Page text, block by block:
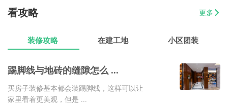
07-17
看攻略 更多
装修攻略 在建工地 小区团装
踢脚线与地砖的缝隙怎么 ...
买房子装修基本都会装踢脚线，这样可以让
家里看着更美观，但是 ...